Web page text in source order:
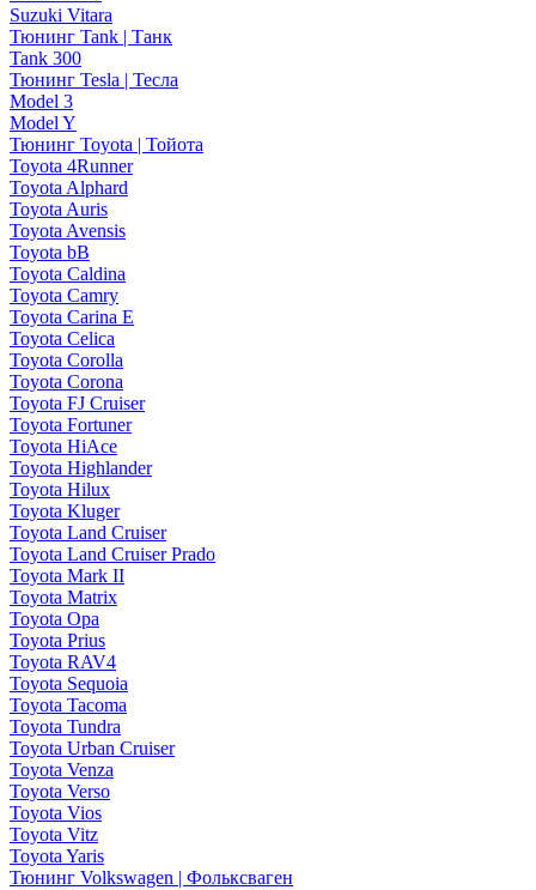
Suzuki Vitara
Тюнинг Tank | Танк
Tank 300
Тюнинг Tesla | Тесла
Model 3
Model Y
Тюнинг Toyota | Тойота
Toyota 4Runner
Toyota Alphard
Toyota Auris
Toyota Avensis
Toyota bB
Toyota Caldina
Toyota Camry
Toyota Carina E
Toyota Celica
Toyota Corolla
Toyota Corona
Toyota FJ Cruiser
Toyota Fortuner
Toyota HiAce
Toyota Highlander
Toyota Hilux
Toyota Kluger
Toyota Land Cruiser
Toyota Land Cruiser Prado
Toyota Mark II
Toyota Matrix
Toyota Opa
Toyota Prius
Toyota RAV4
Toyota Sequoia
Toyota Tacoma
Toyota Tundra
Toyota Urban Cruiser
Toyota Venza
Toyota Verso
Toyota Vios
Toyota Vitz
Toyota Yaris
Тюнинг Volkswagen | Фольксваген